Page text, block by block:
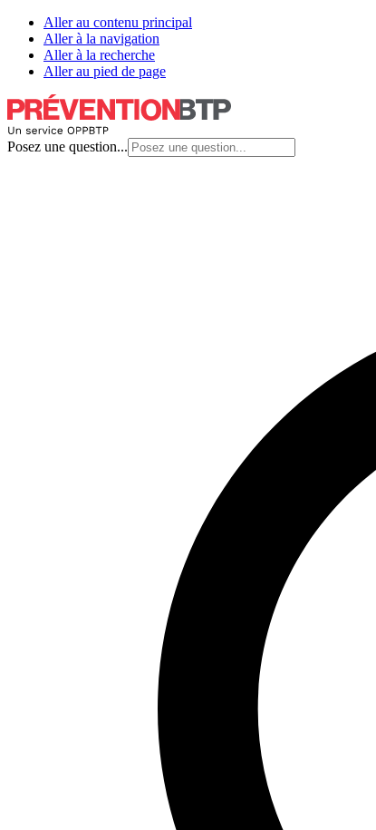
Aller au contenu principal
Aller à la navigation
Aller à la recherche
Aller au pied de page
Posez une question...